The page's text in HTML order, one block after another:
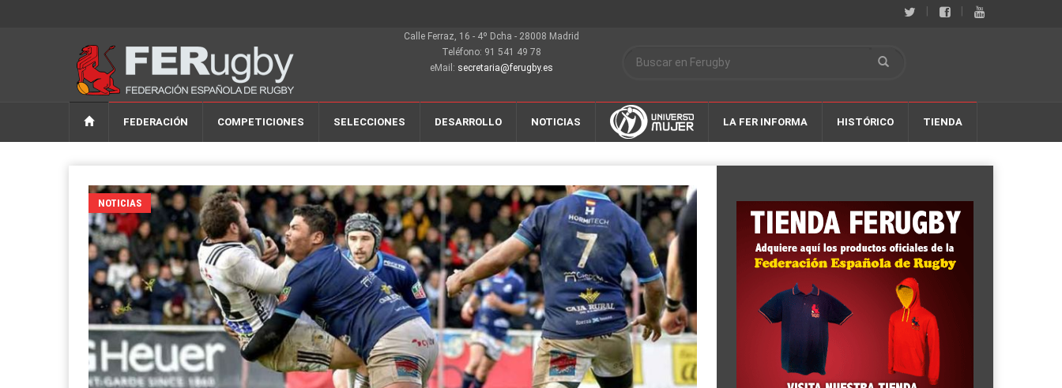
Calle Ferraz, 16 - 4º Dcha - 28008 Madrid
Teléfono: 91 541 49 78
eMail: secretaria@ferugby.es
FEDERACIÓN COMPETICIONES SELECCIONES DESARROLLO NOTICIAS LA FER INFORMA HISTÓRICO TIENDA
NOTICIAS